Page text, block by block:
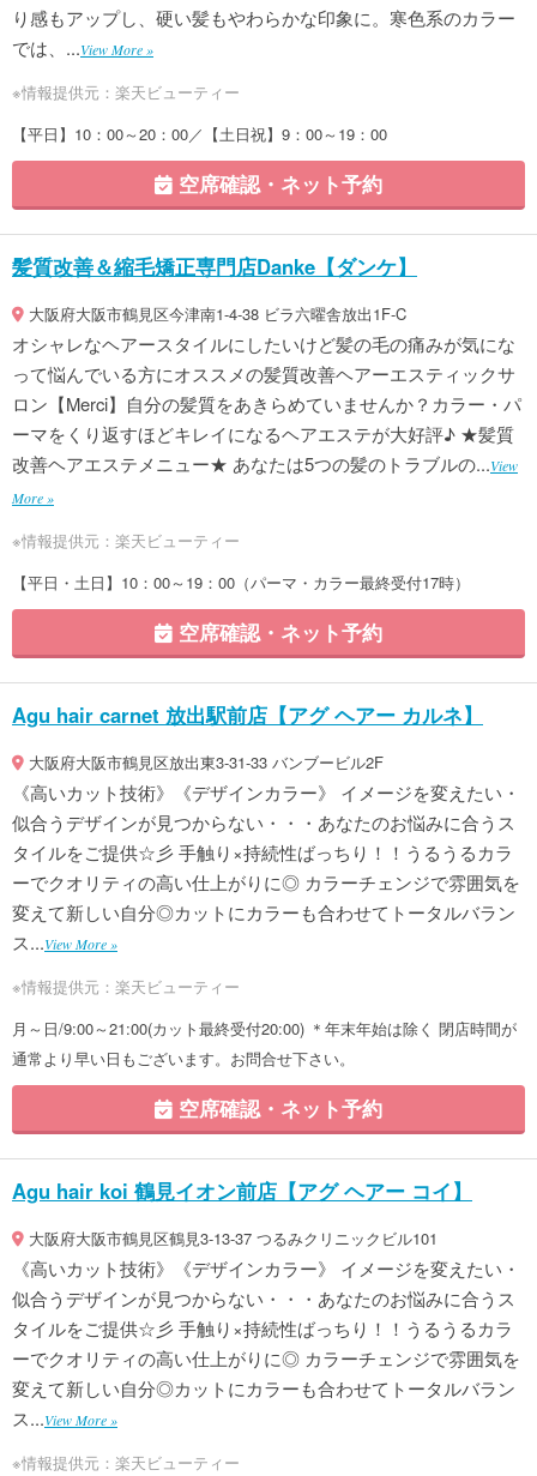
り感もアップし、硬い髪もやわらかな印象に。寒色系のカラー
では、...View More »
※情報提供元：楽天ビューティー
【平日】10：00～20：00／【土日祝】9：00～19：00
空席確認・ネット予約
髪質改善＆縮毛矯正専門店Danke【ダンケ】
大阪府大阪市鶴見区今津南1-4-38 ビラ六曜舎放出1F-C
オシャレなヘアースタイルにしたいけど髪の毛の痛みが気にな
って悩んでいる方にオススメの髪質改善ヘアーエスティックサ
ロン【Merci】自分の髪質をあきらめていませんか？カラー・パ
ーマをくり返すほどキレイになるヘアエステが大好評♪ ★髪質
改善ヘアエステメニュー★ あなたは5つの髪のトラブルの...View
More »
※情報提供元：楽天ビューティー
【平日・土日】10：00～19：00（パーマ・カラー最終受付17時）
空席確認・ネット予約
Agu hair carnet 放出駅前店【アグ ヘアー カルネ】
大阪府大阪市鶴見区放出東3-31-33 バンブービル2F
《高いカット技術》《デザインカラー》 イメージを変えたい・
似合うデザインが見つからない・・・あなたのお悩みに合うス
タイルをご提供☆彡 手触り×持続性ばっちり！！うるうるカラ
ーでクオリティの高い仕上がりに◎ カラーチェンジで雰囲気を
変えて新しい自分◎カットにカラーも合わせてトータルバラン
ス...View More »
※情報提供元：楽天ビューティー
月～日/9:00～21:00(カット最終受付20:00) ＊年末年始は除く 閉店時間が
通常より早い日もございます。お問合せ下さい。
空席確認・ネット予約
Agu hair koi 鶴見イオン前店【アグ ヘアー コイ】
大阪府大阪市鶴見区鶴見3-13-37 つるみクリニックビル101
《高いカット技術》《デザインカラー》 イメージを変えたい・
似合うデザインが見つからない・・・あなたのお悩みに合うス
タイルをご提供☆彡 手触り×持続性ばっちり！！うるうるカラ
ーでクオリティの高い仕上がりに◎ カラーチェンジで雰囲気を
変えて新しい自分◎カットにカラーも合わせてトータルバラン
ス...View More »
※情報提供元：楽天ビューティー